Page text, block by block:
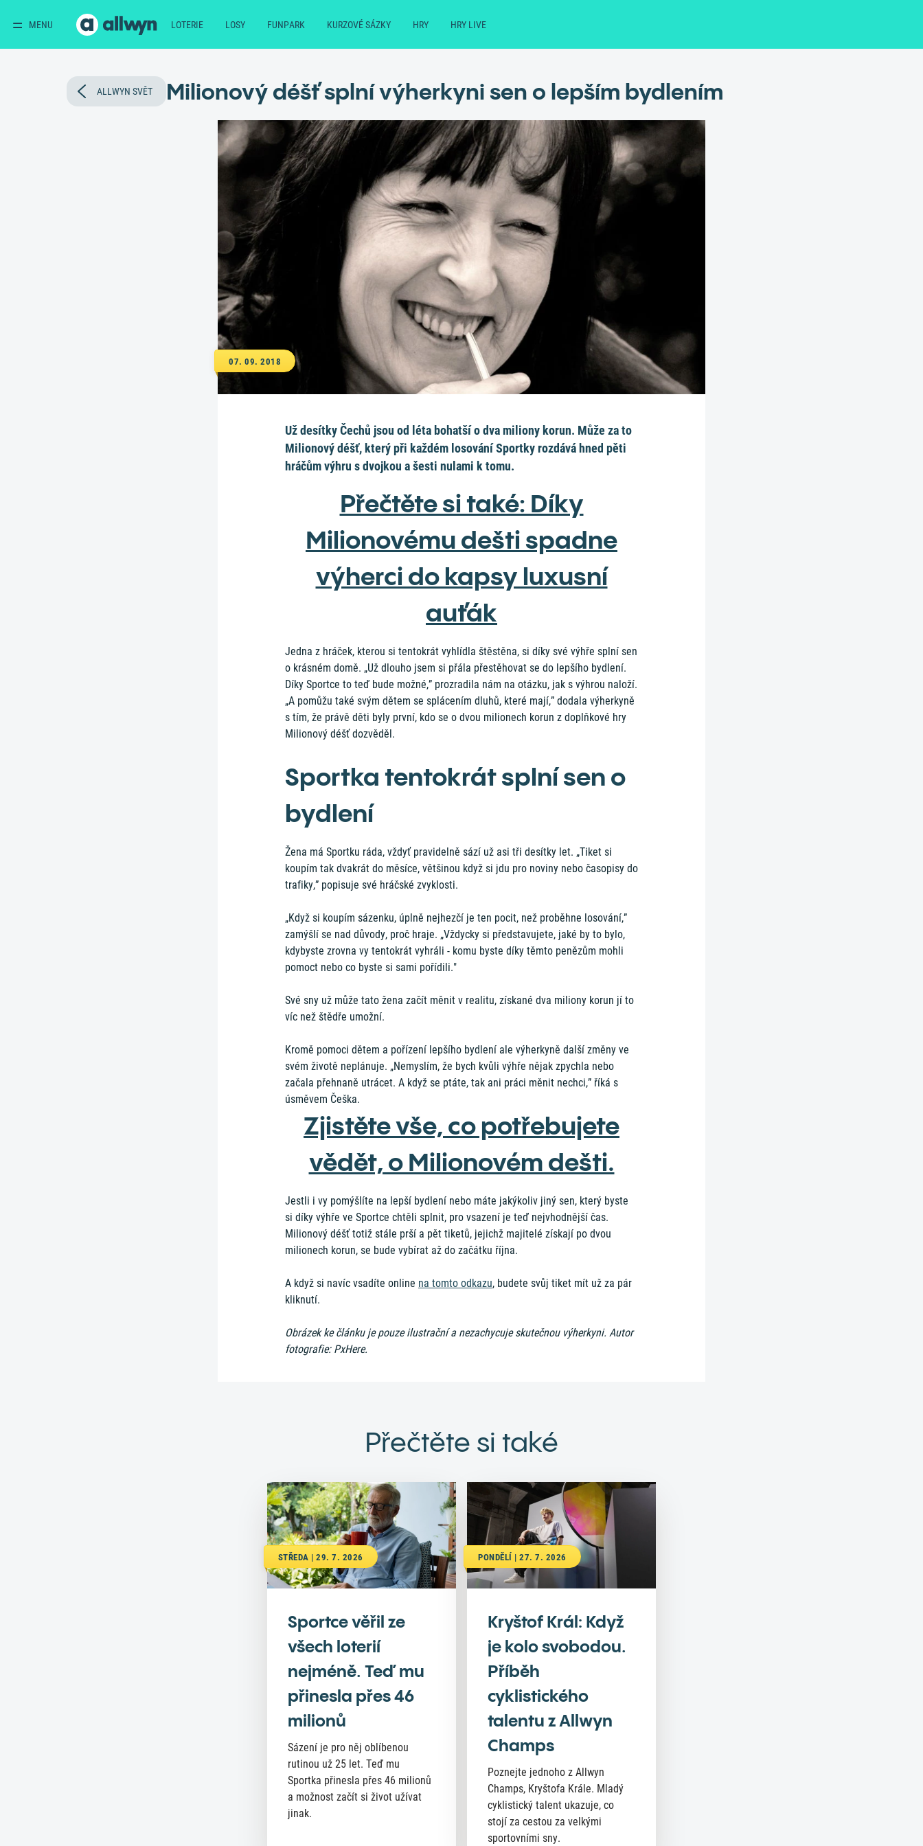
MENU LOTERIE LOSY FUNPARK KURZOVÉ SÁZKY HRY HRY LIVE
ALLWYN SVĚT Milionový déšť splní výherkyni sen o lepším bydlením
07. 09. 2018
Už desítky Čechů jsou od léta bohatší o dva miliony korun. Může za to
Milionový déšť, který při každém losování Sportky rozdává hned pěti
hráčům výhru s dvojkou a šesti nulami k tomu.
Přečtěte si také: Díky
Milionovému dešti spadne
výherci do kapsy luxusní
auťák
Jedna z hráček, kterou si tentokrát vyhlídla štěstěna, si díky své výhře splní sen
o krásném domě. „Už dlouho jsem si přála přestěhovat se do lepšího bydlení.
Díky Sportce to teď bude možné,” prozradila nám na otázku, jak s výhrou naloží.
„A pomůžu také svým dětem se splácením dluhů, které mají,” dodala výherkyně
s tím, že právě děti byly první, kdo se o dvou milionech korun z doplňkové hry
Milionový déšť dozvěděl.
Sportka tentokrát splní sen o
bydlení
Žena má Sportku ráda, vždyť pravidelně sází už asi tři desítky let. „Tiket si
koupím tak dvakrát do měsíce, většinou když si jdu pro noviny nebo časopisy do
trafiky,” popisuje své hráčské zvyklosti.
„Když si koupím sázenku, úplně nejhezčí je ten pocit, než proběhne losování,”
zamýšlí se nad důvody, proč hraje. „Vždycky si představujete, jaké by to bylo,
kdybyste zrovna vy tentokrát vyhráli - komu byste díky těmto penězům mohli
pomoct nebo co byste si sami pořídili."
Své sny už může tato žena začít měnit v realitu, získané dva miliony korun jí to
víc než štědře umožní.
Kromě pomoci dětem a pořízení lepšího bydlení ale výherkyně další změny ve
svém životě neplánuje. „Nemyslím, že bych kvůli výhře nějak zpychla nebo
začala přehnaně utrácet. A když se ptáte, tak ani práci měnit nechci,” říká s
úsměvem Češka.
Zjistěte vše, co potřebujete
vědět, o Milionovém dešti.
Jestli i vy pomýšlíte na lepší bydlení nebo máte jakýkoliv jiný sen, který byste
si díky výhře ve Sportce chtěli splnit, pro vsazení je teď nejvhodnější čas.
Milionový déšť totiž stále prší a pět tiketů, jejichž majitelé získají po dvou
milionech korun, se bude vybírat až do začátku října.
A když si navíc vsadíte online na tomto odkazu, budete svůj tiket mít už za pár
kliknutí.
Obrázek ke článku je pouze ilustrační a nezachycuje skutečnou výherkyni. Autor
fotografie: PxHere.
Přečtěte si také
STŘEDA | 29. 7. 2026
Sportce věřil ze
všech loterií
nejméně. Teď mu
přinesla přes 46
milionů
Sázení je pro něj oblíbenou
rutinou už 25 let. Teď mu
Sportka přinesla přes 46 milionů
a možnost začít si život užívat
jinak.
PONDĚLÍ | 27. 7. 2026
Kryštof Král: Když
je kolo svobodou.
Příběh
cyklistického
talentu z Allwyn
Champs
Poznejte jednoho z Allwyn
Champs, Kryštofa Krále. Mladý
cyklistický talent ukazuje, co
stojí za cestou za velkými
sportovními sny.